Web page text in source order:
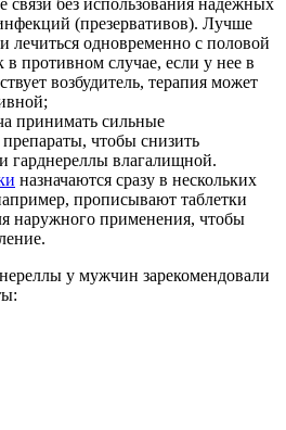
связи без использования надежных
(презервативов). Лучше
лечиться одновременно с половой
в противном случае, если у нее в
возбудитель, терапия может
принимать сильные
чтобы снизить
гарднереллы влагалищной.
назначаются сразу в нескольких
прописывают таблетки
наружного применения, чтобы
у мужчин зарекомендовали